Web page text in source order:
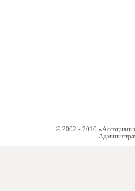
© 2002 - 2010 «Ассоциация